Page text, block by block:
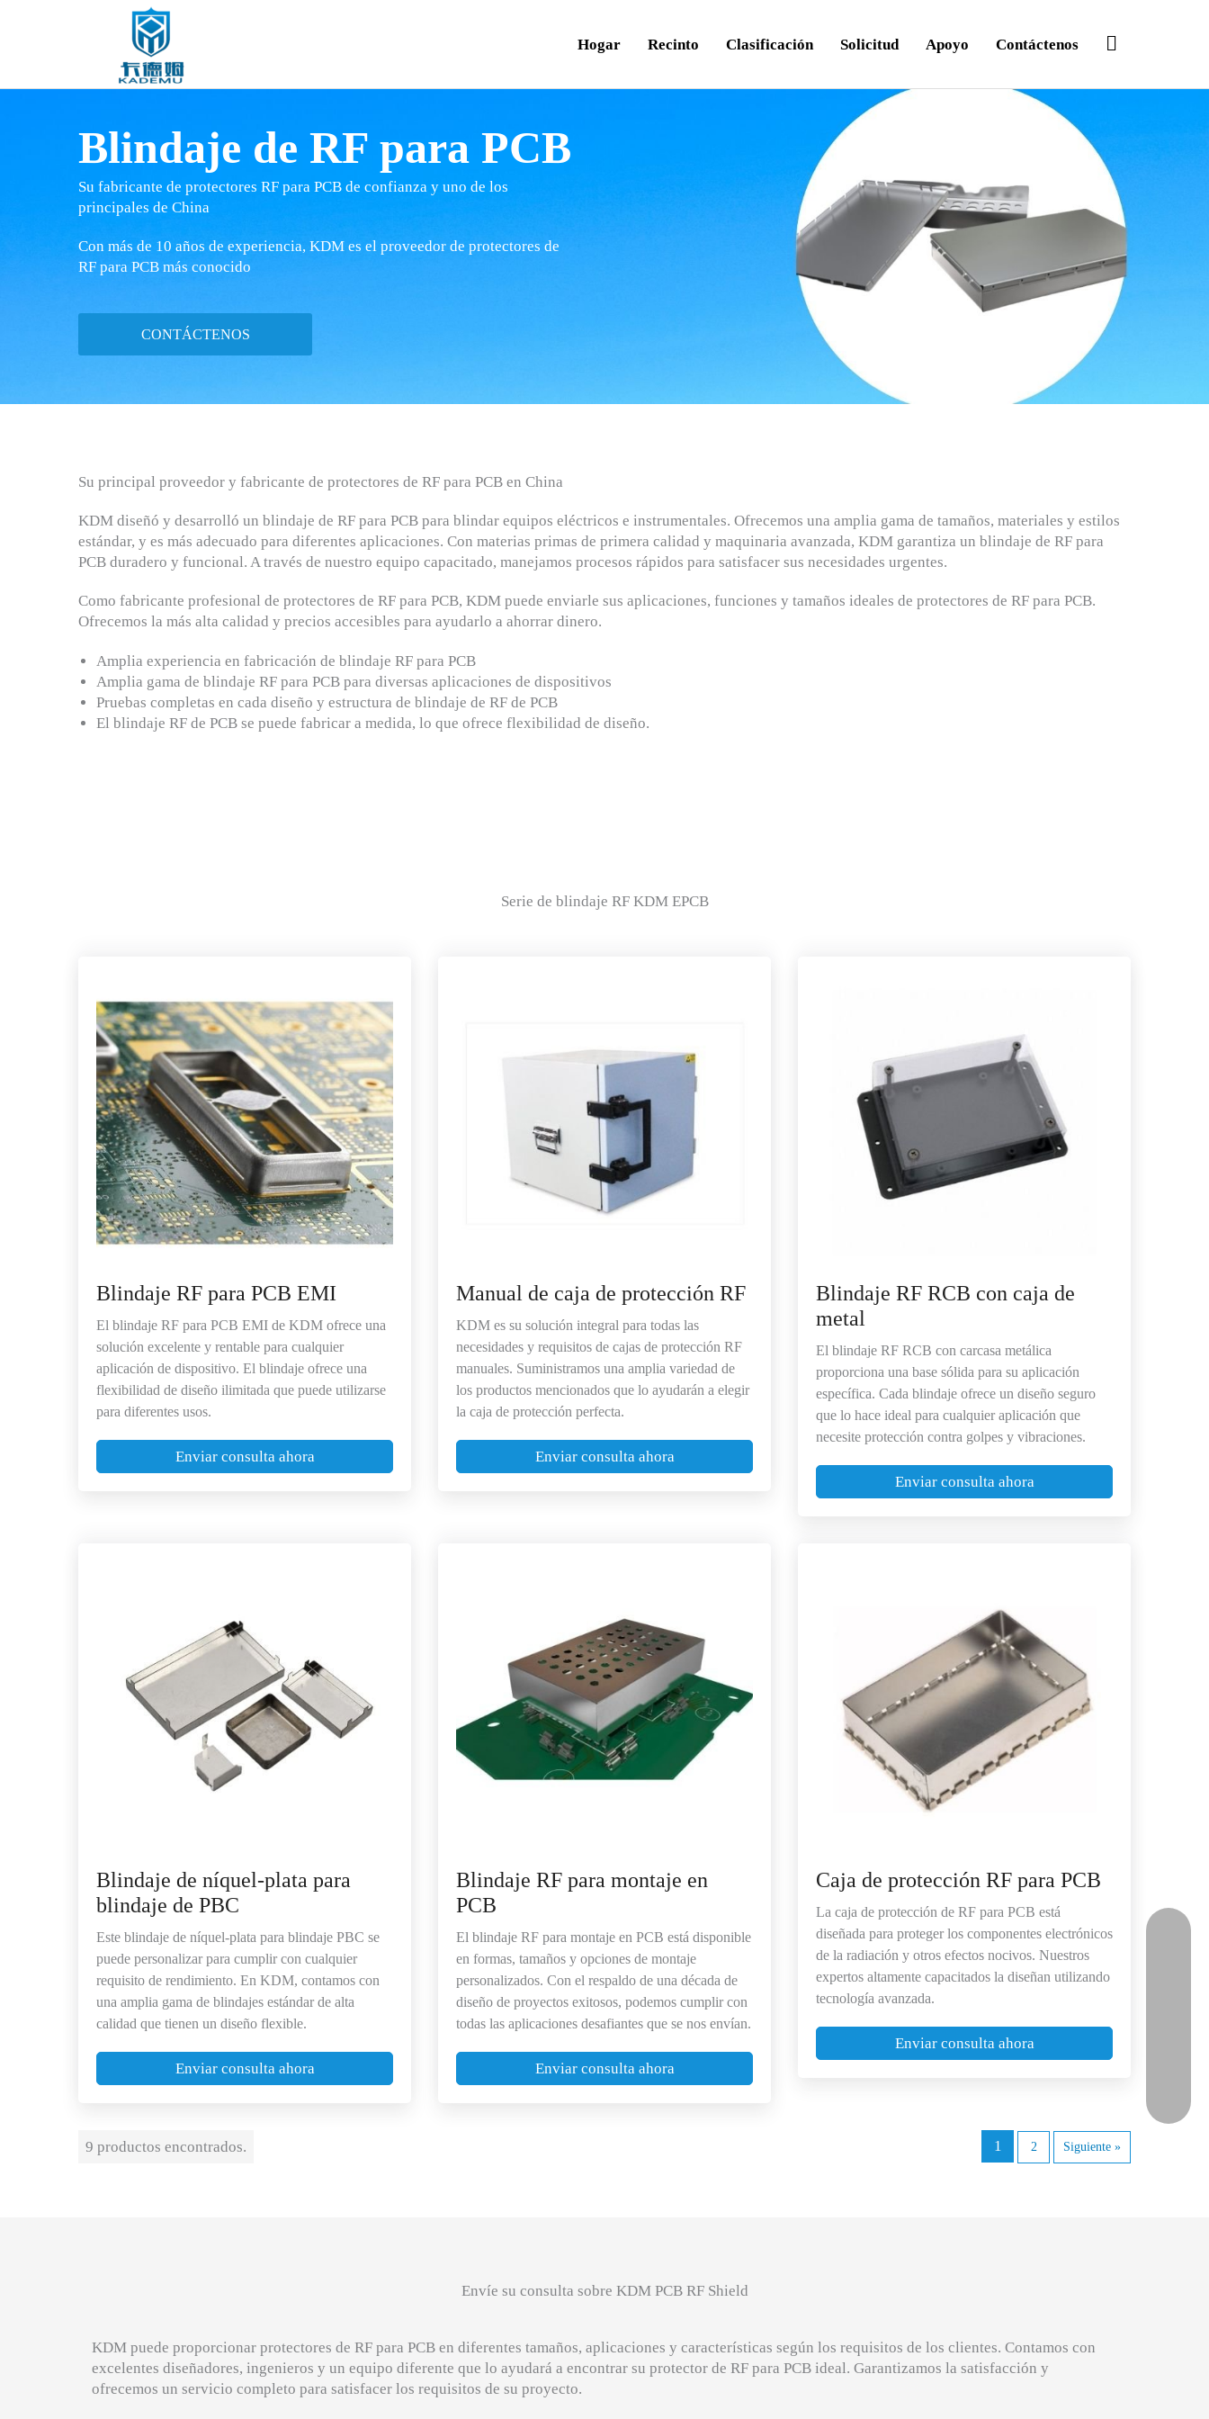
Hogar Recinto Clasificación Solicitud Apoyo Contáctenos Buscar
Blindaje de RF para PCB
Su fabricante de protectores RF para PCB de confianza y uno de los
principales de China
Con más de 10 años de experiencia, KDM es el proveedor de protectores de
RF para PCB más conocido
CONTÁCTENOS
Su principal proveedor y fabricante de protectores de RF para PCB en China
KDM diseñó y desarrolló un blindaje de RF para PCB para blindar equipos eléctricos e instrumentales. Ofrecemos una amplia gama de tamaños, materiales y estilos
estándar, y es más adecuado para diferentes aplicaciones. Con materias primas de primera calidad y maquinaria avanzada, KDM garantiza un blindaje de RF para
PCB duradero y funcional. A través de nuestro equipo capacitado, manejamos procesos rápidos para satisfacer sus necesidades urgentes.
Como fabricante profesional de protectores de RF para PCB, KDM puede enviarle sus aplicaciones, funciones y tamaños ideales de protectores de RF para PCB.
Ofrecemos la más alta calidad y precios accesibles para ayudarlo a ahorrar dinero.
Amplia experiencia en fabricación de blindaje RF para PCB
Amplia gama de blindaje RF para PCB para diversas aplicaciones de dispositivos
Pruebas completas en cada diseño y estructura de blindaje de RF de PCB
El blindaje RF de PCB se puede fabricar a medida, lo que ofrece flexibilidad de diseño.
Serie de blindaje RF KDM EPCB
Blindaje RF para PCB EMI
El blindaje RF para PCB EMI de KDM ofrece una
solución excelente y rentable para cualquier
aplicación de dispositivo. El blindaje ofrece una
flexibilidad de diseño ilimitada que puede utilizarse
para diferentes usos.
Enviar consulta ahora
Manual de caja de protección RF
KDM es su solución integral para todas las
necesidades y requisitos de cajas de protección RF
manuales. Suministramos una amplia variedad de
los productos mencionados que lo ayudarán a elegir
la caja de protección perfecta.
Enviar consulta ahora
Blindaje RF RCB con caja de
metal
El blindaje RF RCB con carcasa metálica
proporciona una base sólida para su aplicación
específica. Cada blindaje ofrece un diseño seguro
que lo hace ideal para cualquier aplicación que
necesite protección contra golpes y vibraciones.
Enviar consulta ahora
Blindaje de níquel-plata para
blindaje de PBC
Este blindaje de níquel-plata para blindaje PBC se
puede personalizar para cumplir con cualquier
requisito de rendimiento. En KDM, contamos con
una amplia gama de blindajes estándar de alta
calidad que tienen un diseño flexible.
Enviar consulta ahora
Blindaje RF para montaje en
PCB
El blindaje RF para montaje en PCB está disponible
en formas, tamaños y opciones de montaje
personalizados. Con el respaldo de una década de
diseño de proyectos exitosos, podemos cumplir con
todas las aplicaciones desafiantes que se nos envían.
Enviar consulta ahora
Caja de protección RF para PCB
La caja de protección de RF para PCB está
diseñada para proteger los componentes electrónicos
de la radiación y otros efectos nocivos. Nuestros
expertos altamente capacitados la diseñan utilizando
tecnología avanzada.
Enviar consulta ahora
9 productos encontrados. 1 2 Siguiente »
Envíe su consulta sobre KDM PCB RF Shield
KDM puede proporcionar protectores de RF para PCB en diferentes tamaños, aplicaciones y características según los requisitos de los clientes. Contamos con
excelentes diseñadores, ingenieros y un equipo diferente que lo ayudará a encontrar su protector de RF para PCB ideal. Garantizamos la satisfacción y
ofrecemos un servicio completo para satisfacer los requisitos de su proyecto.